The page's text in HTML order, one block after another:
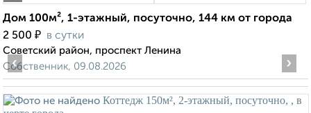
Дом 100м², 1-этажный, посуточно, 144 км от города
2 500 ₽ в сутки
Советский район, проспект Ленина
Собственник, 09.08.2026
‹ ›